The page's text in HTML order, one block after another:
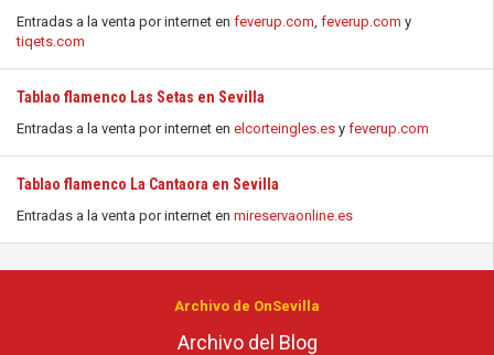
Entradas a la venta por internet en feverup.com, feverup.com y
tiqets.com
Tablao flamenco Las Setas en Sevilla
Entradas a la venta por internet en elcorteingles.es y feverup.com
Tablao flamenco La Cantaora en Sevilla
Entradas a la venta por internet en mireservaonline.es
Archivo de OnSevilla
Archivo del Blog